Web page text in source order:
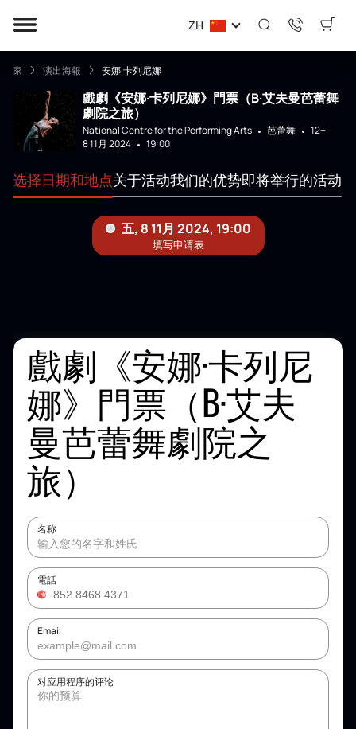
ZH
家 演出海報 安娜·卡列尼娜
戲劇《安娜·卡列尼娜》門票（B·艾夫曼芭蕾舞
劇院之旅）
National Centre for the Performing Arts 芭蕾舞
12+
8 11月 2024
19:00
选择日期和地点关于活动我们的优势即将举行的活动
戲劇《安娜·卡列尼
娜》門票（B·艾夫
曼芭蕾舞劇院之
旅）
名称
電話
Email
对应用程序的评论